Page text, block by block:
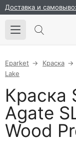
Доставка и
Eparket Краска
Lake
Краска
Agate
Wood